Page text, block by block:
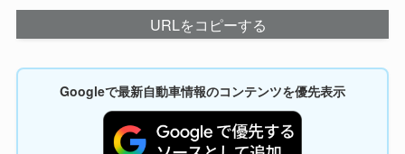
URLをコピーする
Googleで最新自動車情報のコンテンツを優先表示